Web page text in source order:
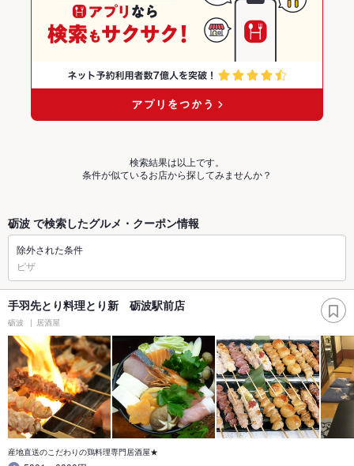
検索結果は以上です。
条件が似ているお店から探してみませんか？
砺波 で検索したグルメ・クーポン情報
除外された条件
ピザ
手羽先とり料理とり新 砺波駅前店
砺波 居酒屋
産地直送のこだわりの鶏料理専門居酒屋★